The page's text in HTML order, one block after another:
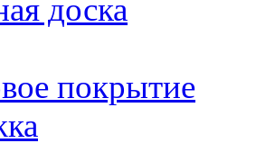
доска
покрытие